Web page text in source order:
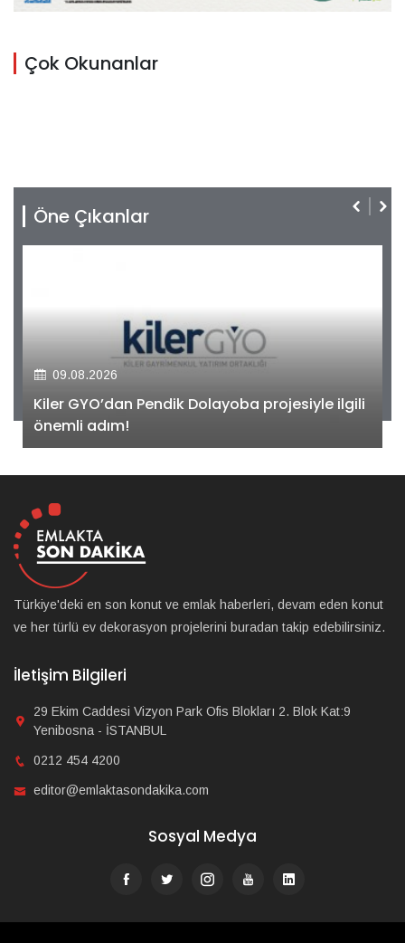
Çok Okunanlar
Öne Çıkanlar
09.08.2026
Kiler GYO’dan Pendik Dolayoba projesiyle ilgili
önemli adım!
Türkiye'deki en son konut ve emlak haberleri, devam eden konut
ve her türlü ev dekorasyon projelerini buradan takip edebilirsiniz.
İletişim Bilgileri
29 Ekim Caddesi Vizyon Park Ofis Blokları 2. Blok Kat:9
Yenibosna - İSTANBUL
0212 454 4200
editor@emlaktasondakika.com
Sosyal Medya